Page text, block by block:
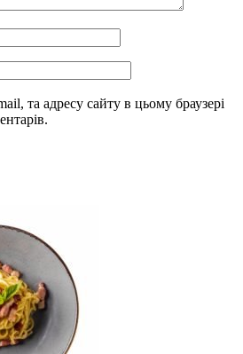
та адресу сайту в цьому браузері